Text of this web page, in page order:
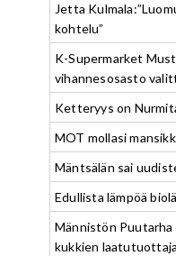
Jetta
kohtelu”
K-Supermarket
vihannesosasto
Ketteryys on
MOT mollasi
Mäntsälän sai
Edullista lämpöä
Männistön
kukkien laatutuottaja